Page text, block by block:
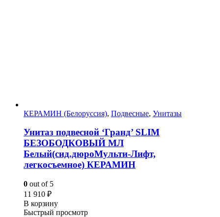
КЕРАМИН (Белоруссия), Подвесные, Унитазы
Унитаз подвесной ‘Гранд’ SLIM
БЕЗОБОДКОВЫЙ МЛ
Белый(сид.дюроМульти-Лифт,
легкосъемное) КЕРАМИН
0 out of 5
11 910 ₽
В корзину
Быстрый просмотр